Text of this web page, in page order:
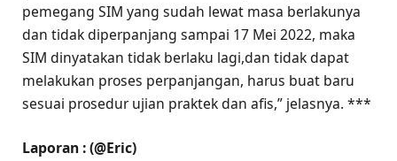
pemegang SIM yang sudah lewat masa berlakunya
dan tidak diperpanjang sampai 17 Mei 2022, maka
SIM dinyatakan tidak berlaku lagi,dan tidak dapat
melakukan proses perpanjangan, harus buat baru
sesuai prosedur ujian praktek dan afis,” jelasnya. ***
Laporan : (@Eric)